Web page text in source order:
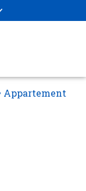
Appartement